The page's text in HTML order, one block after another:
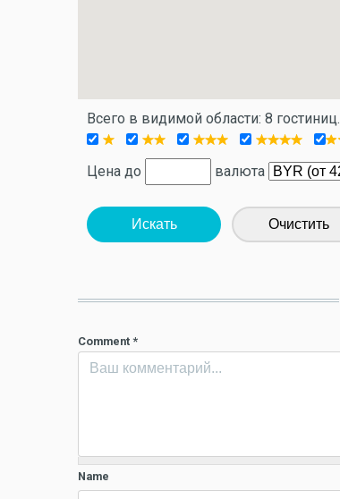
Всего в видимой области: 8 гостиниц.
Цена до
валюта
Искать Очистить
Comment *
Name